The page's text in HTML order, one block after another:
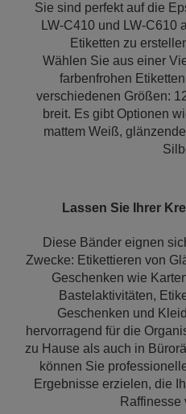
Sie sind perfekt auf die
LW-C410 und LW-C610
Etiketten zu
Wählen Sie aus einer
farbenfrohen
verschiedenen Größen:
breit. Es gibt Optionen
mattem Weiß,
Lassen Sie Ihrer
Diese Bänder eignen
Zwecke: Etikettieren von
Geschenken wie
Bastelaktivitäten,
Geschenken und
hervorragend für die
zu Hause als auch in
können Sie
Ergebnisse erzielen, die
Raffinesse